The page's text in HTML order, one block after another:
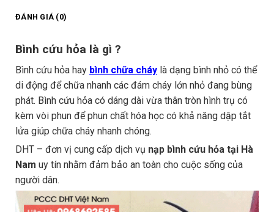
ĐÁNH GIÁ (0)
Bình cứu hỏa là gì ?
Bình cứu hỏa hay bình chữa cháy là dạng bình nhỏ có thể
di động để chữa nhanh các đám cháy lớn nhỏ đang bùng
phát. Bình cứu hỏa có dáng dài vừa thân tròn hình trụ có
kèm vòi phun để phun chất hóa học có khả năng dập tắt
lửa giúp chữa cháy nhanh chóng.
DHT – đơn vị cung cấp dịch vụ nạp bình cứu hỏa tại Hà
Nam uy tín nhằm đảm bảo an toàn cho cuộc sống của
người dân.